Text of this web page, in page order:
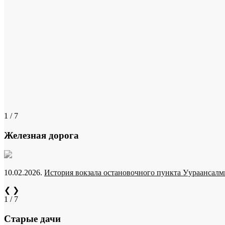
1 / 7
Железная дорога
10.02.2026. История вокзала остановочного пункта
❮ ❯
1 / 7
Старые дачи